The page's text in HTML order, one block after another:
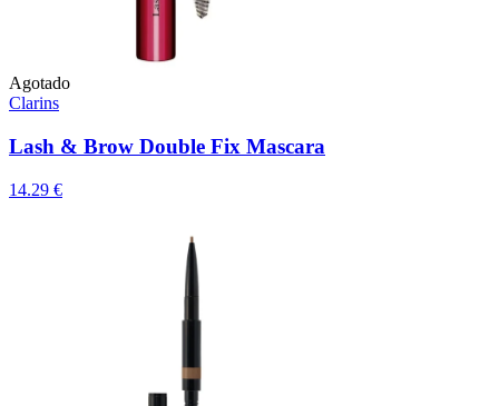
Agotado
Clarins
Lash & Brow Double Fix Mascara
14.29 €